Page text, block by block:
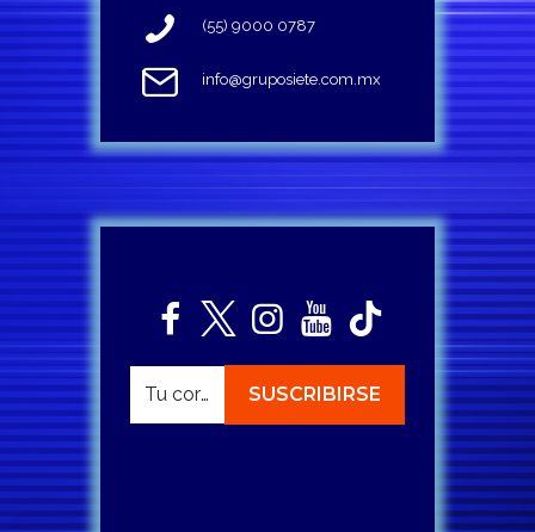
(55) 9000 0787
info@gruposiete.com.mx